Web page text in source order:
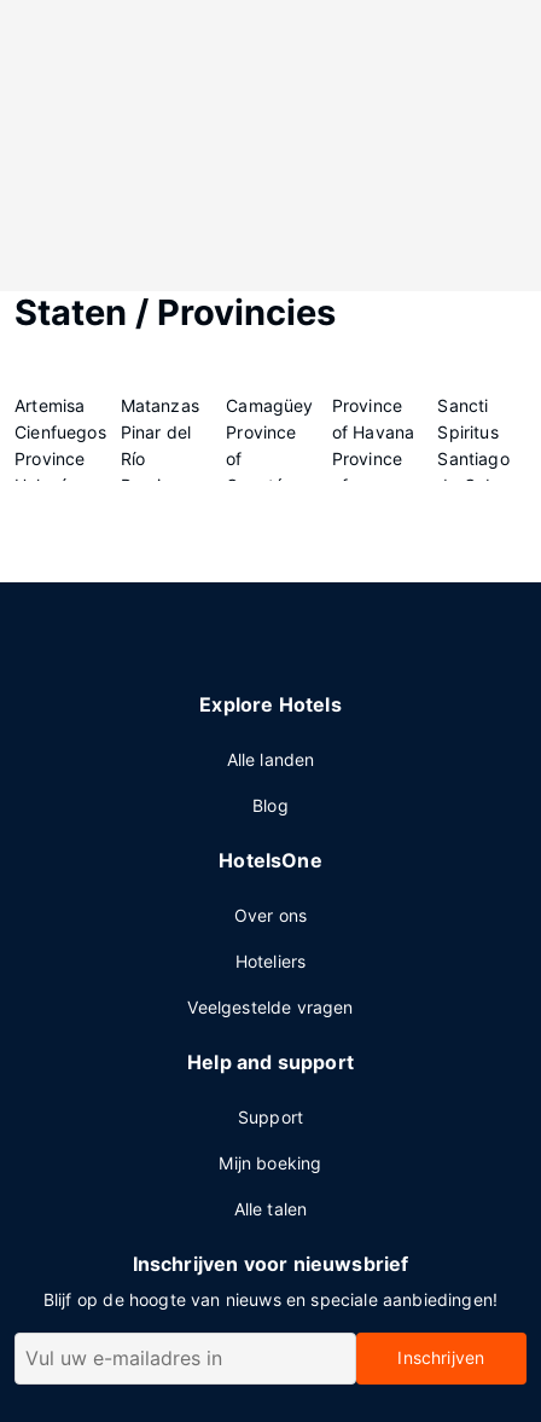
Staten / Provincies
Artemisa
Cienfuegos
Province
Holguín
Matanzas
Pinar del
Río
Province
Camagüey
Province
of
Guantánamo
Province
of Havana
Province
of
Sancti
Spiritus
Santiago
de Cuba
Explore Hotels
Alle landen
Blog
HotelsOne
Over ons
Hoteliers
Veelgestelde vragen
Help and support
Support
Mijn boeking
Alle talen
Inschrijven voor nieuwsbrief
Blijf op de hoogte van nieuws en speciale aanbiedingen!
Inschrijven